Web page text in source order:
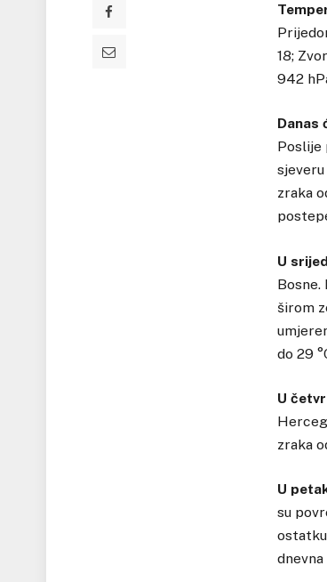
18;
942
Danas
Poslije
zraka
U
širom
do 29
U
zraka
U
su
dnevna